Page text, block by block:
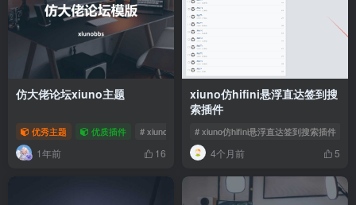
仿大佬论坛xiuno主题
优秀主题 优质插件 # xiuno论坛 # xiuno插件 # xiuno主题
1年前 16
xiuno仿hifini悬浮直达签到搜
索插件
# xiuno仿hifini悬浮直达签到搜索插件
4个月前 5